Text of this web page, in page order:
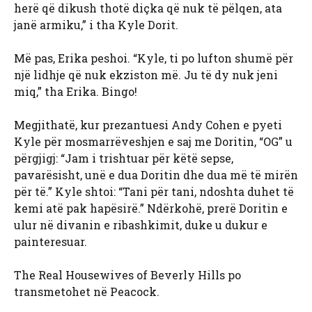
herë që dikush thotë diçka që nuk të pëlqen, ata
janë armiku,” i tha Kyle Dorit.
Më pas, Erika peshoi. “Kyle, ti po lufton shumë për
një lidhje që nuk ekziston më. Ju të dy nuk jeni
miq,” tha Erika. Bingo!
Megjithatë, kur prezantuesi Andy Cohen e pyeti
Kyle për mosmarrëveshjen e saj me Doritin, “OG” u
përgjigj: “Jam i trishtuar për këtë sepse,
pavarësisht, unë e dua Doritin dhe dua më të mirën
për të.” Kyle shtoi: “Tani për tani, ndoshta duhet të
kemi atë pak hapësirë.” Ndërkohë, prerë Doritin e
ulur në divanin e ribashkimit, duke u dukur e
painteresuar.
The Real Housewives of Beverly Hills po
transmetohet në Peacock.